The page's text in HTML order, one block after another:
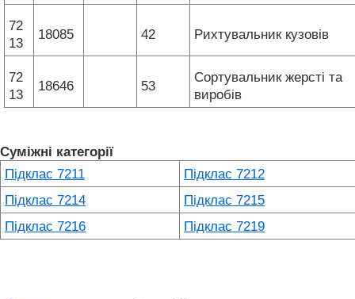
72
13
18085 42 Рихтувальник кузовів
72
13
18646 53
Сортувальник жерсті та
виробів
Суміжні категорії
Підклас 7211
Підклас 7212
Підклас 7214
Підклас 7215
Підклас 7216
Підклас 7219